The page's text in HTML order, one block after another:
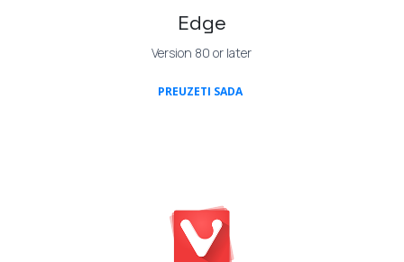
Edge
Version 80 or later
PREUZETI SADA(OPENS IN A NEW TAB)